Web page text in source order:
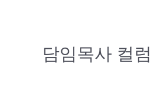
담임목사 컬럼